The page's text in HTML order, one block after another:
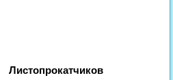
Листопрокатчиков